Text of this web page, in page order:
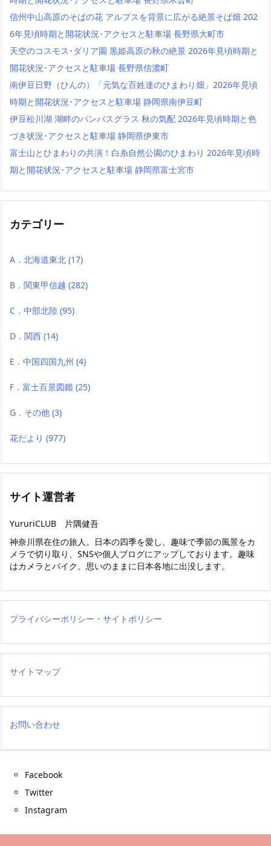
信州中山高原のそばの花 アルプスを背景に広がる絶景そば畑 202
6年見頃時期と開花状況･アクセスと駐車場 長野県大町市
天空のコスモス･ダリア園 黒姫高原の秋の絶景 2026年見頃時期と
開花状況･アクセスと駐車場 長野県信濃町
南伊豆日野（ひんの）「元気な百姓達のひまわり畑」2026年見頃
時期と開花状況･アクセスと駐車場 静岡県南伊豆町
伊豆松川湖 湖畔のパンパスグラス 秋の気配 2026年見頃時期と色
づき状況･アクセスと駐車場 静岡県伊東市
富士山とひまわりの共演！白糸自然公園のひまわり 2026年見頃時
期と開花状況･アクセスと駐車場 静岡県富士宮市
カテゴリー
A．北海道東北 (17)
B．関東甲信越 (282)
C．中部北陸 (95)
D．関西 (14)
E．中国四国九州 (4)
F．富士百景図鑑 (25)
G．その他 (3)
花だより (977)
サイト運営者
YururiCLUB 片隅健吾
神奈川県在住の旅人。日本の四季を愛し、趣味で季節の風景をカ
メラで切り取り、SNSや個人ブログにアップしております。趣味
はカメラとバイク。思いのままに日本各地に出没します。
プライバシーポリシー・サイトポリシー
サイトマップ
お問い合わせ
Facebook
Twitter
Instagram